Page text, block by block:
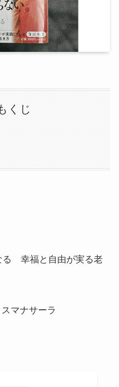
くじ
る 幸福と自由が実る老
マナサーラ